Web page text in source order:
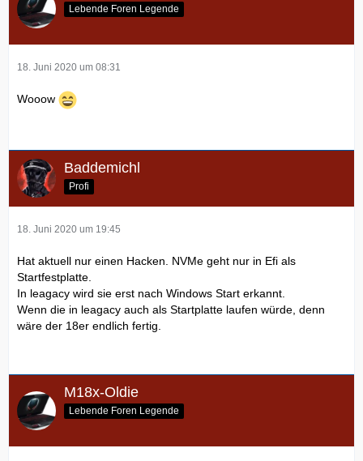
Lebende Foren Legende
18. Juni 2020 um 08:31
Wooow
Baddemichl
Profi
18. Juni 2020 um 19:45
Hat aktuell nur einen Hacken. NVMe geht nur in Efi als
Startfestplatte.
In leagacy wird sie erst nach Windows Start erkannt.
Wenn die in leagacy auch als Startplatte laufen würde, denn
wäre der 18er endlich fertig.
M18x-Oldie
Lebende Foren Legende